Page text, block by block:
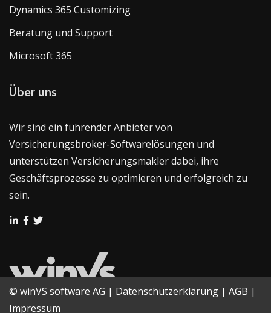
Dynamics 365 Customizing
Beratung und Support
Microsoft 365
Über uns
Wir sind ein führender Anbieter von
Versicherungsbroker-Softwarelösungen und
unterstützen Versicherungsmakler dabei, ihre
Geschäftsprozesse zu optimieren und erfolgreich zu
sein.
© winVS software AG | Datenschutzerklärung | AGB |
Impressum